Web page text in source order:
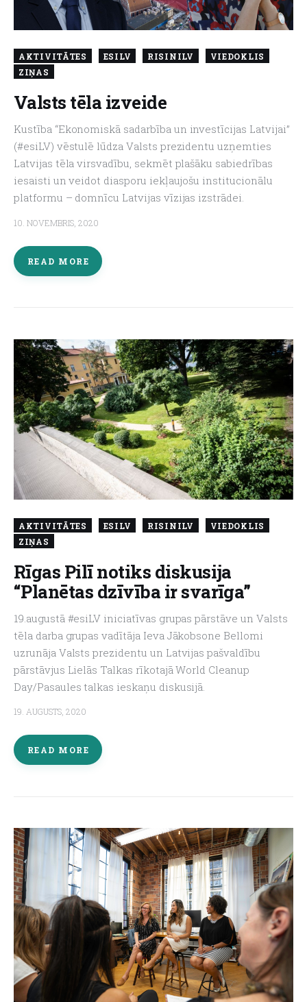
AKTIVITĀTES ESILV RISINILV
VIEDOKLIS
ZIŅAS
Valsts tēla izveide
Kustība “Ekonomiskā sadarbība un investīcijas Latvijai”
(#esiLV) vēstulē lūdza Valsts prezidentu uzņemties
Latvijas tēla virsvadību, sekmēt plašāku sabiedrības
iesaisti un veidot diasporu iekļaujošu institucionālu
platformu – domnīcu Latvijas vīzijas izstrādei.
10. NOVEMBRIS, 2020
READ MORE
AKTIVITĀTES ESILV RISINILV
VIEDOKLIS
ZIŅAS
Rīgas Pilī notiks diskusija
“Planētas dzīvība ir svarīga”
19.augustā #esiLV iniciatīvas grupas pārstāve un Valsts
tēla darba grupas vadītāja Ieva Jākobsone Bellomi
uzrunāja Valsts prezidentu un Latvijas pašvaldību
pārstāvjus Lielās Talkas rīkotajā World Cleanup
Day/Pasaules talkas ieskaņu diskusijā.
19. AUGUSTS, 2020
READ MORE